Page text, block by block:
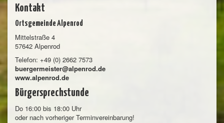
Kontakt
Ortsgemeinde Alpenrod
Mittelstraße 4
57642 Alpenrod
Telefon: +49 (0) 2662 7573
buergermeister@alpenrod.de
www.alpenrod.de
Bürgersprechstunde
Do 16:00 bis 18:00 Uhr
oder nach vorheriger Terminvereinbarung!